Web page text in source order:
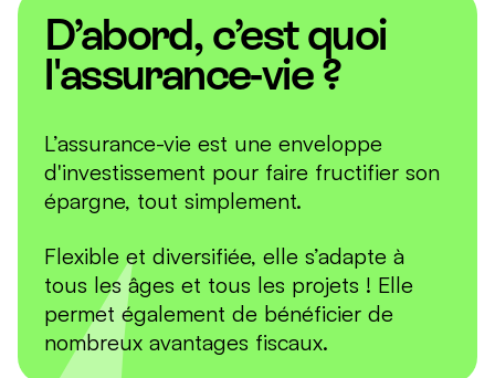
D’abord, c’est quoi
l'assurance-vie ?
L’assurance-vie est une enveloppe
d'investissement pour faire fructifier son
épargne, tout simplement.
Flexible et diversifiée, elle s’adapte à
tous les âges et tous les projets ! Elle
permet également de bénéficier de
nombreux avantages fiscaux.